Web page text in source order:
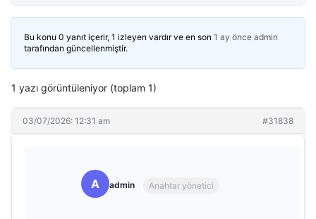
Bu konu 0 yanıt içerir, 1 izleyen vardır ve en son 1 ay önce admin
tarafından güncellenmiştir.
1 yazı görüntüleniyor (toplam 1)
03/07/2026: 12:31 am #31838
A admin Anahtar yönetici